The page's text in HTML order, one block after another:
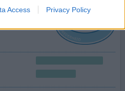
Access Privacy Policy
/ Neuro